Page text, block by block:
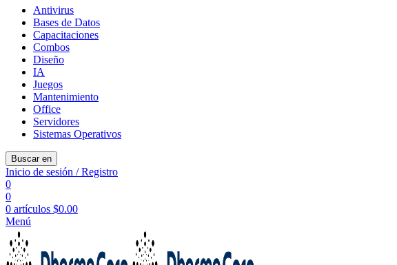
Antivirus
Bases de Datos
Capacitaciones
Combos
Diseño
IA
Juegos
Mantenimiento
Office
Servidores
Sistemas Operativos
Buscar en
Inicio de sesión / Registro
0
0
0 artículos $0.00
Menú